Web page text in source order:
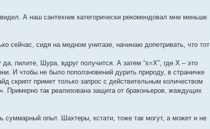
А наш сантехник категорически рекомендовал мне меньше
сейчас, сидя на медном унитазе, начинаю допетривать, что тот
пилите, Шура, вдруг получится. А затем “s=X”, где Х – это
И чтобы не было поползновений дурить природу, в страничке
скрипт примет только запрос с действительным количеством
так реализована защита от браконьеров, жаждущих
суммарный опыт. Шахтеры, кстати, тоже так могут, а может и не